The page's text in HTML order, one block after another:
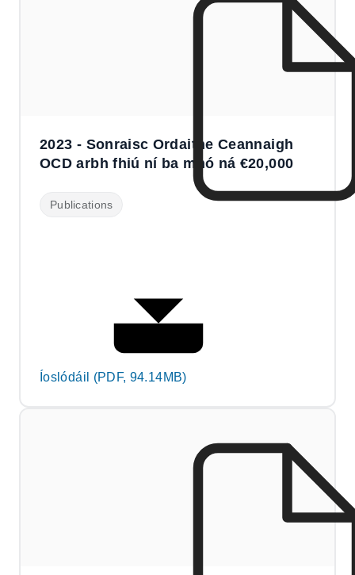
2023 - Sonraisc Ordaithe Ceannaigh
OCD arbh fhiú ní ba mhó ná €20,000
Publications
Íoslódáil (PDF, 94.14MB)